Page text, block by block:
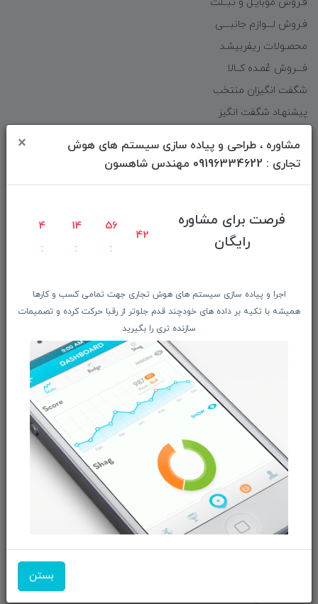
مشاوره ، طراحی و پیاده سازی سیستم های هوش
تجاری : 09196334622 مهندس شاهسون
×
فرصت برای مشاوره
رایگان
4 14 56
42
اجرا و پیاده سازی سیستم های هوش تجاری جهت تمامی کسب و کارها
همیشه با تکیه بر داده های خودچند قدم جلوتر از رقبا حرکت کرده و تصمیمات
سازنده تری را بگیرید
بستن
فـروش موبایـل و تبــلت
فـروش لـــوازم جانبـــی
محصـولات ریفربیشـد
فـــروش عُمـده کــالا
شگفت انگیزان منتخب
پیشنهـاد شگفت انگیز
صفحه ابتدایی سایت
راهنمای ثبت سفارش
ویتریــن فروشگـــاه
از تخفیف‌ها و جدیدترین‌های فروشگاه ما باخبر شوید:
ثبت‌نام
ما را در شبکه‌های اجتماعی دنبال کنید:
بازرگانی و فروش محصولات MSI ماتریکس - جناب آقای